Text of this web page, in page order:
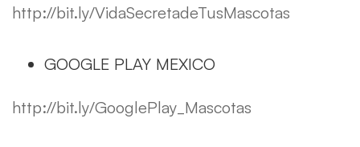
http://bit.ly/VidaSecretadeTusMascotas
GOOGLE PLAY MEXICO
http://bit.ly/GooglePlay_Mascotas